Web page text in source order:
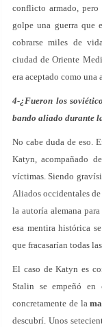
conflicto armado, pero
golpe una guerra que
cobrarse miles de
ciudad de Oriente
era aceptado como una
4-¿Fueron los
bando aliado durante
No cabe duda de eso.
Katyn, acompañado
víctimas. Siendo
Aliados occidentales
la autoría alemana
esa mentira histórica
que fracasarían todas
El caso de Katyn es
Stalin se empeñó
concretamente de la
descubrí. Unos